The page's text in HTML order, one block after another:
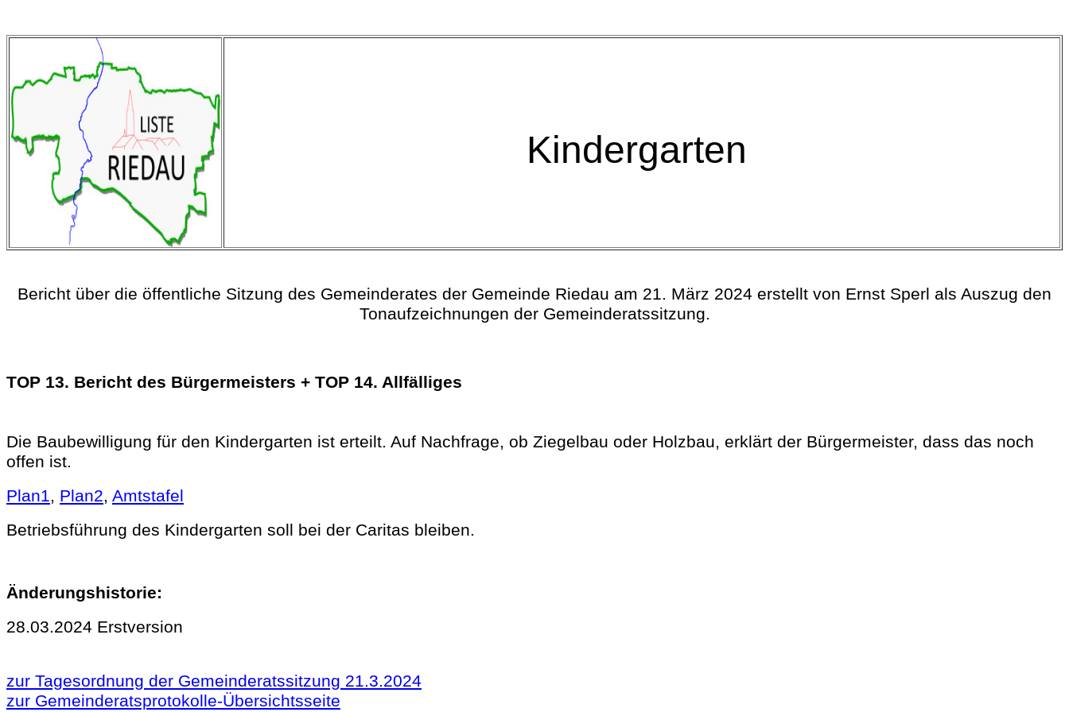
Kindergarten
Bericht über die öffentliche Sitzung des Gemeinderates der Gemeinde Riedau am 21. März 2024 erstellt von Ernst Sperl als Auszug den
Tonaufzeichnungen der Gemeinderatssitzung.
TOP 13. Bericht des Bürgermeisters + TOP 14. Allfälliges
Die Baubewilligung für den Kindergarten ist erteilt. Auf Nachfrage, ob Ziegelbau oder Holzbau, erklärt der Bürgermeister, dass das noch
offen ist.
Plan1, Plan2, Amtstafel
Betriebsführung des Kindergarten soll bei der Caritas bleiben.
Änderungshistorie:
28.03.2024 Erstversion
zur Tagesordnung der Gemeinderatssitzung 21.3.2024
zur Gemeinderatsprotokolle-Übersichtsseite